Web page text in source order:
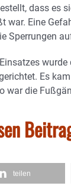
dass es
war. Eine
Sperrungen
Es
war die
teilen